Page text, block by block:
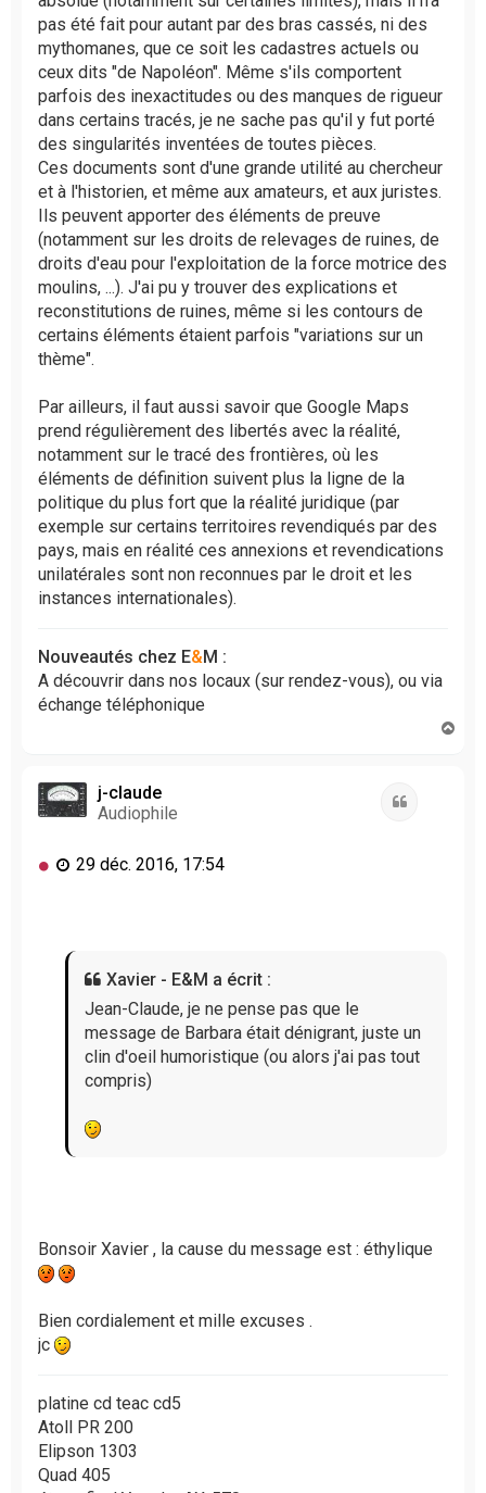
e
n
o
n
l
u
pas été fait pour autant par des bras cassés, ni des
mythomanes, que ce soit les cadastres actuels ou
ceux dits "de Napoléon". Même s'ils comportent
parfois des inexactitudes ou des manques de rigueur
dans certains tracés, je ne sache pas qu'il y fut porté
des singularités inventées de toutes pièces.
Ces documents sont d'une grande utilité au chercheur
et à l'historien, et même aux amateurs, et aux juristes.
Ils peuvent apporter des éléments de preuve
(notamment sur les droits de relevages de ruines, de
droits d'eau pour l'exploitation de la force motrice des
moulins, ...). J'ai pu y trouver des explications et
reconstitutions de ruines, même si les contours de
certains éléments étaient parfois "variations sur un
thème".
Par ailleurs, il faut aussi savoir que Google Maps
prend régulièrement des libertés avec la réalité,
notamment sur le tracé des frontières, où les
éléments de définition suivent plus la ligne de la
politique du plus fort que la réalité juridique (par
exemple sur certains territoires revendiqués par des
pays, mais en réalité ces annexions et revendications
unilatérales sont non reconnues par le droit et les
instances internationales).
Nouveautés chez E&M :
A découvrir dans nos locaux (sur rendez-vous), ou via
échange téléphonique
j-claude
Audiophile
M 29 déc. 2016, 17:54
Xavier - E&M a écrit :
Jean-Claude, je ne pense pas que le
message de Barbara était dénigrant, juste un
clin d'oeil humoristique (ou alors j'ai pas tout
compris)
Bonsoir Xavier , la cause du message est : éthylique
Bien cordialement et mille excuses .
jc
platine cd teac cd5
Atoll PR 200
Elipson 1303
Quad 405